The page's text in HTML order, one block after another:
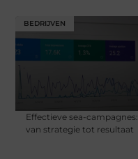
BEDRIJVEN
Effectieve sea-campagnes:
van strategie tot resultaat